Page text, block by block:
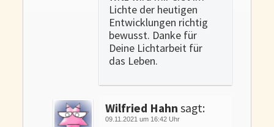
Lichte der heutigen
Entwicklungen richtig
bewusst. Danke für
Deine Lichtarbeit für
das Leben.
Wilfried Hahn sagt:
09.11.2021 um 16:42 Uhr